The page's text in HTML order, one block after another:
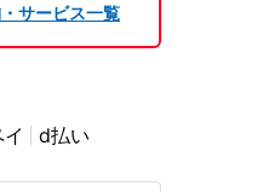
サービス一覧
d払い